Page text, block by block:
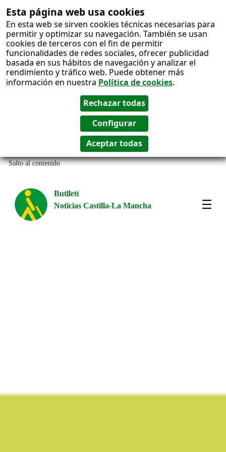
Esta página web usa cookies
En esta web se sirven cookies técnicas necesarias para
permitir y optimizar su navegación. También se usan
cookies de terceros con el fin de permitir
funcionalidades de redes sociales, ofrecer publicidad
basada en sus hábitos de navegación y analizar el
rendimiento y tráfico web. Puede obtener más
información en nuestra Política de cookies.
Salto al contenido
Butlletí
Noticias Castilla-La Mancha